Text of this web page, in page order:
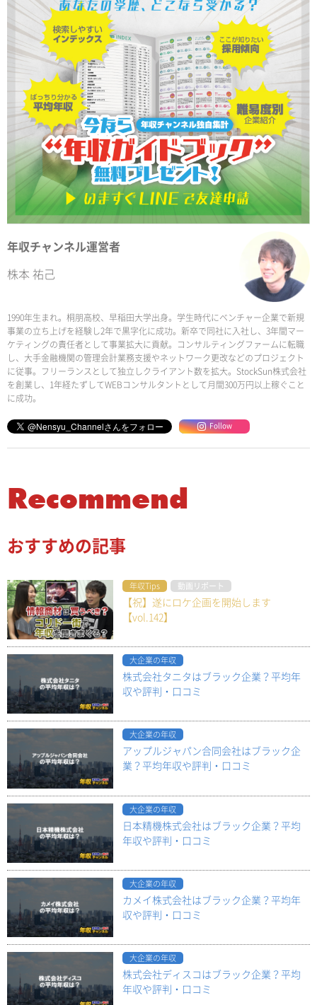
年収チャンネル運営者
株本 祐己
1990年生まれ。桐朋高校、早稲田大学出身。学生時代にベンチャー企業で新規
事業の立ち上げを経験し2年で黒字化に成功。新卒で同社に入社し、3年間マー
ケティングの責任者として事業拡大に貢献。コンサルティングファームに転職
し、大手金融機関の管理会計業務支援やネットワーク更改などのプロジェクト
に従事。フリーランスとして独立しクライアント数を拡大。StockSun株式会社
を創業し、1年経たずしてWEBコンサルタントとして月間300万円以上稼ぐこと
に成功。
Follow
Recommend
おすすめの記事
年収Tips 動画リポート
【祝】遂にロケ企画を開始します
【vol.142】
大企業の年収
株式会社タニタはブラック企業？平均年
収や評判・口コミ
大企業の年収
アップルジャパン合同会社はブラック企
業？平均年収や評判・口コミ
大企業の年収
日本精機株式会社はブラック企業？平均
年収や評判・口コミ
大企業の年収
カメイ株式会社はブラック企業？平均年
収や評判・口コミ
大企業の年収
株式会社ディスコはブラック企業？平均
年収や評判・口コミ